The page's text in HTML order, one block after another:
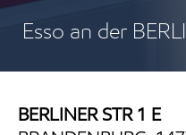
Esso an der
BERLINER STR 1 E